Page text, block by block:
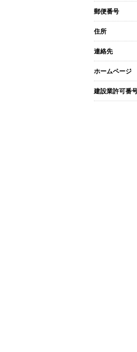
郵便番号
住所
連絡先
ホームページ
建設業許可番